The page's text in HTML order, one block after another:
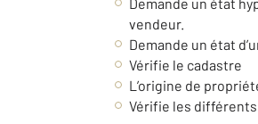
vendeur.
Demande un état
Vérifie le cadastre
L’origine de
Vérifie les